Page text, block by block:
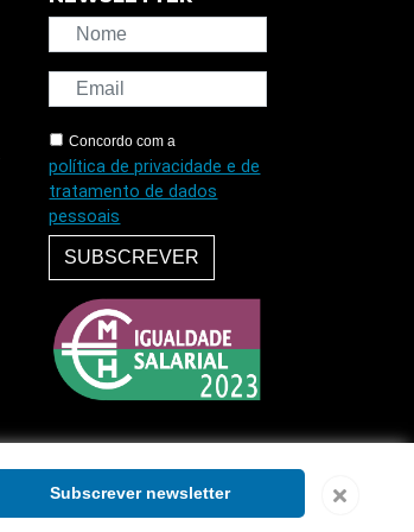
Concordo com a
política de privacidade e de
tratamento de dados
pessoais
SUBSCREVER
Subscrever newsletter